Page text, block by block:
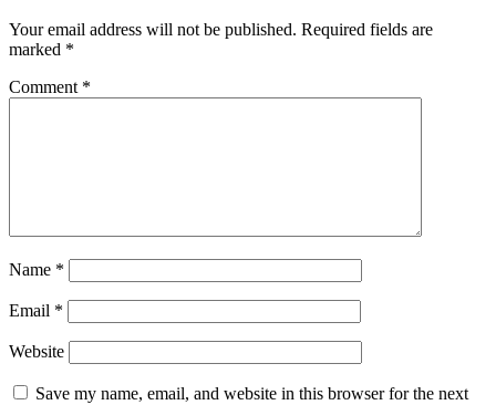
Your email address will not be published. Required fields are
marked *
Comment *
Name *
Email *
Website
Save my name, email, and website in this browser for the next